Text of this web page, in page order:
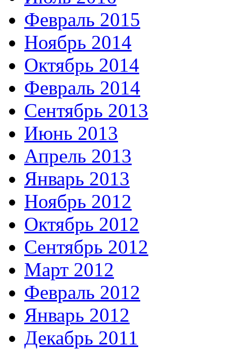
Февраль 2015
Ноябрь 2014
Октябрь 2014
Февраль 2014
Сентябрь 2013
Июнь 2013
Апрель 2013
Январь 2013
Ноябрь 2012
Октябрь 2012
Сентябрь 2012
Март 2012
Февраль 2012
Январь 2012
Декабрь 2011